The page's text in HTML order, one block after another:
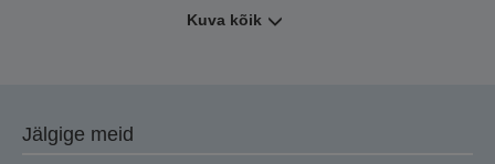
Kuva kõik
Jälgige meid